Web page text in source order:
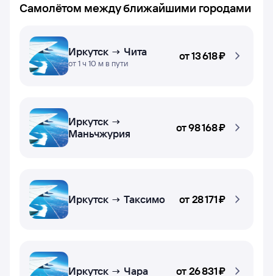
Самолётом между ближайшими городами
Иркутск → Чита
от 1 ч 10 м в пути
от13 ⁠618 ⁠₽
Иркутск →
Маньчжурия
от98 ⁠168 ⁠₽
Иркутск → Таксимо от28 ⁠171 ⁠₽
Иркутск → Чара от26 ⁠831 ⁠₽